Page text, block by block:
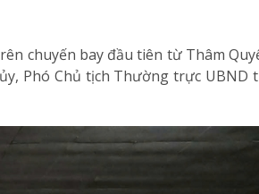
chuyến bay đầu tiên từ Thâm
Phó Chủ tịch Thường trực UBND